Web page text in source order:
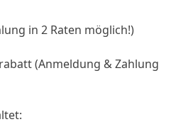
in 2 Raten möglich!)
(Anmeldung & Zahlung